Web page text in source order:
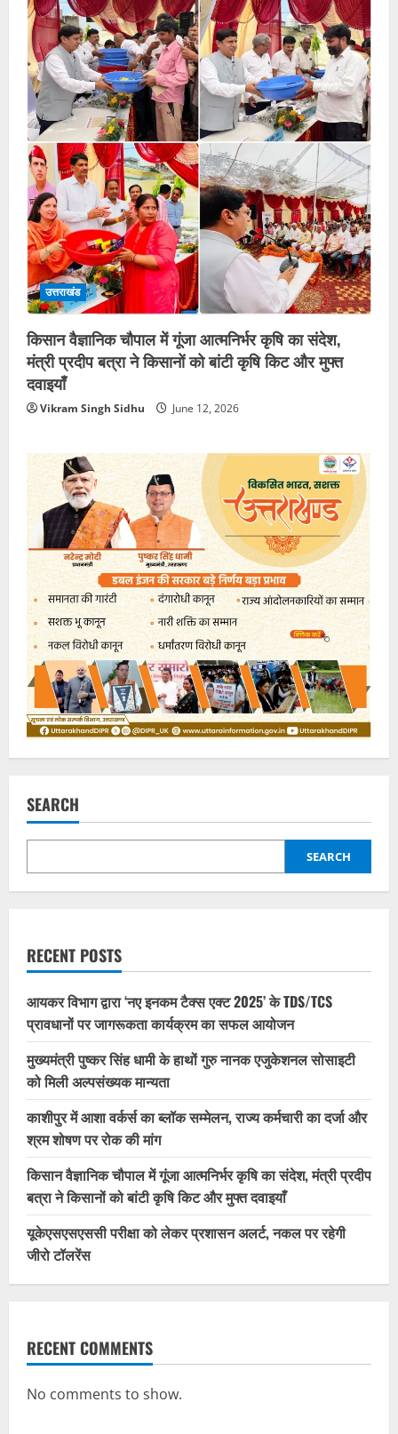
उत्तराखंड
किसान वैज्ञानिक चौपाल में गूंजा आत्मनिर्भर कृषि का संदेश,
मंत्री प्रदीप बत्रा ने किसानों को बांटी कृषि किट और मुफ्त
दवाइयाँ
Vikram Singh Sidhu June 12, 2026
SEARCH
SEARCH
RECENT POSTS
आयकर विभाग द्वारा ‘नए इनकम टैक्स एक्ट 2025’ के TDS/TCS
प्रावधानों पर जागरूकता कार्यक्रम का सफल आयोजन
मुख्यमंत्री पुष्कर सिंह धामी के हाथों गुरु नानक एजुकेशनल सोसाइटी
को मिली अल्पसंख्यक मान्यता
काशीपुर में आशा वर्कर्स का ब्लॉक सम्मेलन, राज्य कर्मचारी का दर्जा और
श्रम शोषण पर रोक की मांग
किसान वैज्ञानिक चौपाल में गूंजा आत्मनिर्भर कृषि का संदेश, मंत्री प्रदीप
बत्रा ने किसानों को बांटी कृषि किट और मुफ्त दवाइयाँ
यूकेएसएसएससी परीक्षा को लेकर प्रशासन अलर्ट, नकल पर रहेगी
जीरो टॉलरेंस
RECENT COMMENTS
No comments to show.